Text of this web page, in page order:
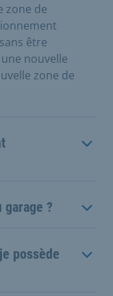
zone de
être
nouvelle
zone de
?
possède